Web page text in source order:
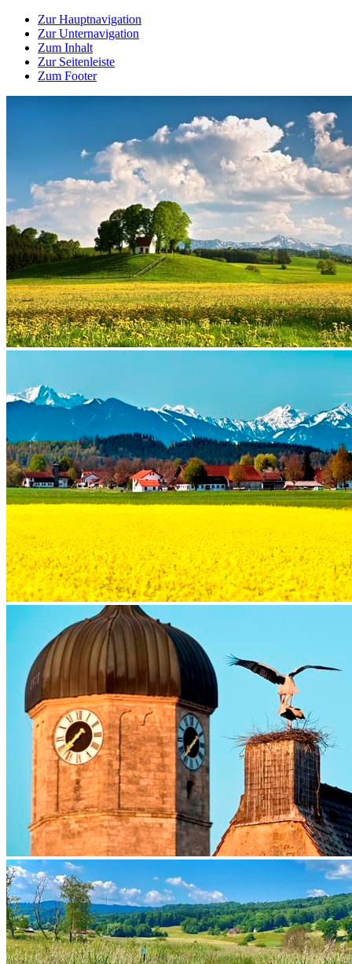
Zur Hauptnavigation
Zur Unternavigation
Zum Inhalt
Zur Seitenleiste
Zum Footer